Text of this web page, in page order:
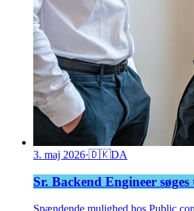
3. maj 2026·🇩🇰DA
Sr. Backend Engineer
Spændende mulighed hos